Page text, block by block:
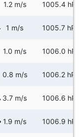
1.2 m/s 1005.4 hPa
1 m/s 1005.7 hPa
1.0 m/s 1006.0 hPa
0.8 m/s 1006.2 hPa
3.7 m/s 1006.6 hPa
1.9 m/s 1006.9 hPa